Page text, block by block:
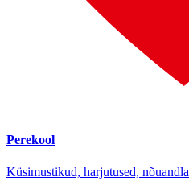
Perekool
Küsimustikud, harjutused, nõuandla